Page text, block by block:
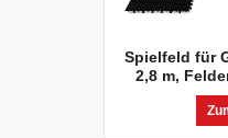
Spielfeld für
2,8 m,